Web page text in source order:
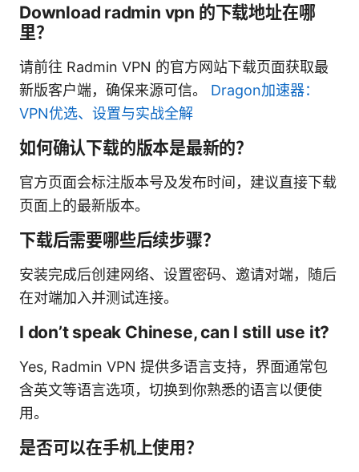
Download radmin vpn 的下载地址在哪
里？
请前往 Radmin VPN 的官方网站下载页面获取最
新版客户端，确保来源可信。 Dragon加速器：
VPN优选、设置与实战全解
如何确认下载的版本是最新的？
官方页面会标注版本号及发布时间，建议直接下载
页面上的最新版本。
下载后需要哪些后续步骤？
安装完成后创建网络、设置密码、邀请对端，随后
在对端加入并测试连接。
I don’t speak Chinese, can I still use it?
Yes, Radmin VPN 提供多语言支持，界面通常包
含英文等语言选项，切换到你熟悉的语言以便使
用。
是否可以在手机上使用？